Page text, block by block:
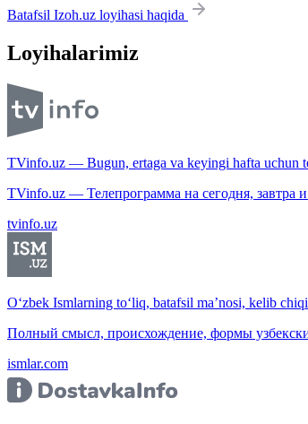
Batafsil Izoh.uz loyihasi haqida
Loyihalarimiz
TVinfo.uz — Bugun, ertaga va keyingi hafta uchun
TVinfo.uz — Телепрограмма на сегодня,
tvinfo.uz
O‘zbek Ismlarning to‘liq, batafsil ma’nosi, kelib
Полный смысл, происхождение, формы
ismlar.com